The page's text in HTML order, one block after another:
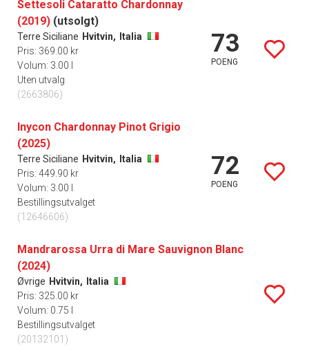
Settesoli Cataratto Chardonnay
(2019) (utsolgt)
Terre Siciliane Hvitvin,
Italia
Pris: 369.00 kr
Volum: 3.00 l
Uten utvalg
(2663806)
73
POENG
Inycon Chardonnay Pinot Grigio
(2025)
Terre Siciliane Hvitvin,
Italia
Pris: 449.90 kr
Volum: 3.00 l
Bestillingsutvalget
(12646606)
72
POENG
Mandrarossa Urra di Mare Sauvignon Blanc
(2024)
Øvrige Hvitvin,
Italia
Pris: 325.00 kr
Volum: 0.75 l
Bestillingsutvalget
(20132101)